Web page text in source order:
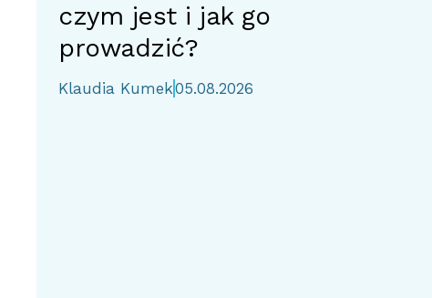
czym jest i jak go
prowadzić?
Klaudia Kumek05.08.2026